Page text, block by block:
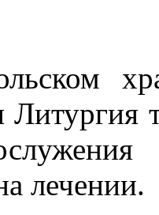
лечении.